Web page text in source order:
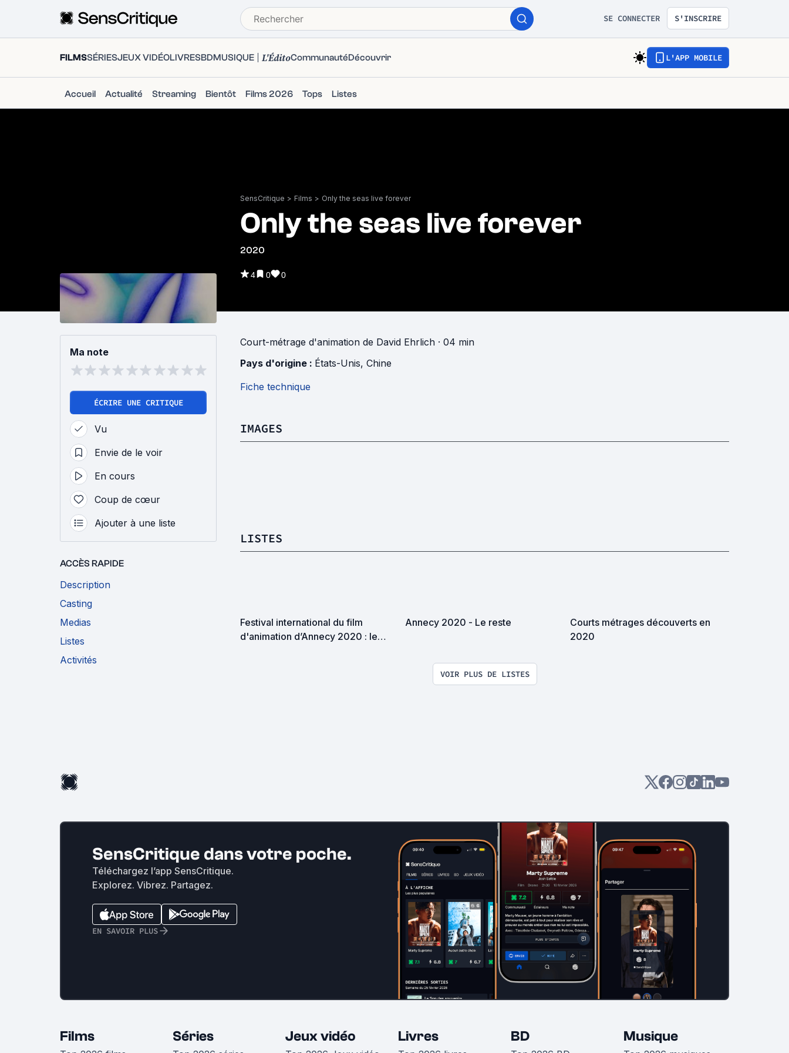
SE CONNECTER S'INSCRIRE
FILMSSÉRIESJEUX VIDÉOLIVRESBDMUSIQUE L'ÉditoCommunautéDécouvrir L'APP MOBILE
Accueil Actualité Streaming Bientôt Films 2026 Tops Listes
SensCritique > Films > Only the seas live forever
Only the seas live forever
2020
4 0 0
Ma note
ÉCRIRE UNE CRITIQUE
Vu
Envie de le voir
En cours
Coup de cœur
Ajouter à une liste
ACCÈS RAPIDE
Description
Casting
Medias
Listes
Activités
Court-métrage d'animation de David Ehrlich · 04 min
Pays d'origine : États-Unis, Chine
Fiche technique
IMAGES
LISTES
Festival international du film
d'animation d’Annecy 2020 : le
Annecy 2020 - Le reste
Courts métrages découverts en
2020
VOIR PLUS DE LISTES
SensCritique dans votre poche.
Téléchargez l’app SensCritique.
Explorez. Vibrez. Partagez.
EN SAVOIR PLUS
Films Séries Jeux vidéo Livres BD Musique